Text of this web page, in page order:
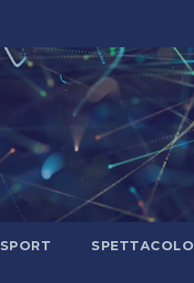
SPORT SPETTACOLO